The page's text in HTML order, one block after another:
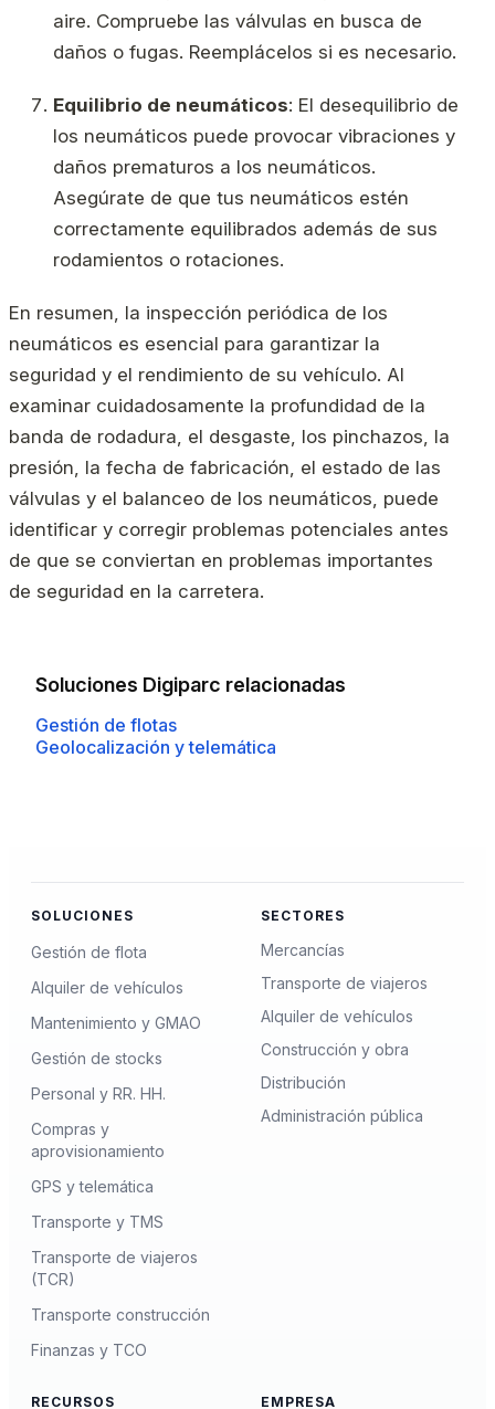
aire. Compruebe las válvulas en busca de
daños o fugas. Reemplácelos si es necesario.
Equilibrio de neumáticos: El desequilibrio de
los neumáticos puede provocar vibraciones y
daños prematuros a los neumáticos.
Asegúrate de que tus neumáticos estén
correctamente equilibrados además de sus
rodamientos o rotaciones.
En resumen, la inspección periódica de los
neumáticos es esencial para garantizar la
seguridad y el rendimiento de su vehículo. Al
examinar cuidadosamente la profundidad de la
banda de rodadura, el desgaste, los pinchazos, la
presión, la fecha de fabricación, el estado de las
válvulas y el balanceo de los neumáticos, puede
identificar y corregir problemas potenciales antes
de que se conviertan en problemas importantes
de seguridad en la carretera.
Soluciones Digiparc relacionadas
Gestión de flotas
Geolocalización y telemática
SOLUCIONES
Gestión de flota
Alquiler de vehículos
Mantenimiento y GMAO
Gestión de stocks
Personal y RR. HH.
Compras y
aprovisionamiento
GPS y telemática
Transporte y TMS
Transporte de viajeros
(TCR)
Transporte construcción
Finanzas y TCO
SECTORES
Mercancías
Transporte de viajeros
Alquiler de vehículos
Construcción y obra
Distribución
Administración pública
RECURSOS EMPRESA